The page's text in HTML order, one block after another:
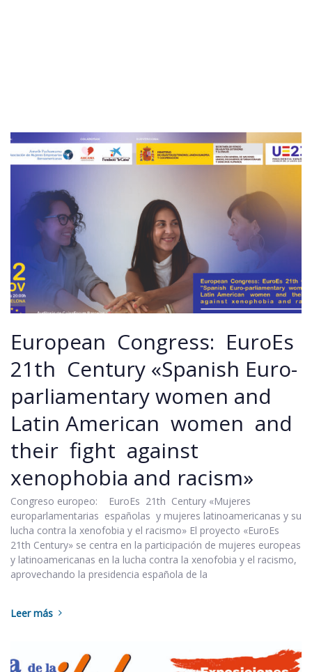
European Congress: EuroEs
21th Century «Spanish Euro-
parliamentary women and
Latin American women and
their fight against
xenophobia and racism»
Congreso europeo: EuroEs 21th Century «Mujeres
europarlamentarias españolas y mujeres latinoamericanas y su
lucha contra la xenofobia y el racismo» El proyecto «EuroEs
21th Century» se centra en la participación de mujeres europeas
y latinoamericanas en la lucha contra la xenofobia y el racismo,
aprovechando la presidencia española de la
Leer más